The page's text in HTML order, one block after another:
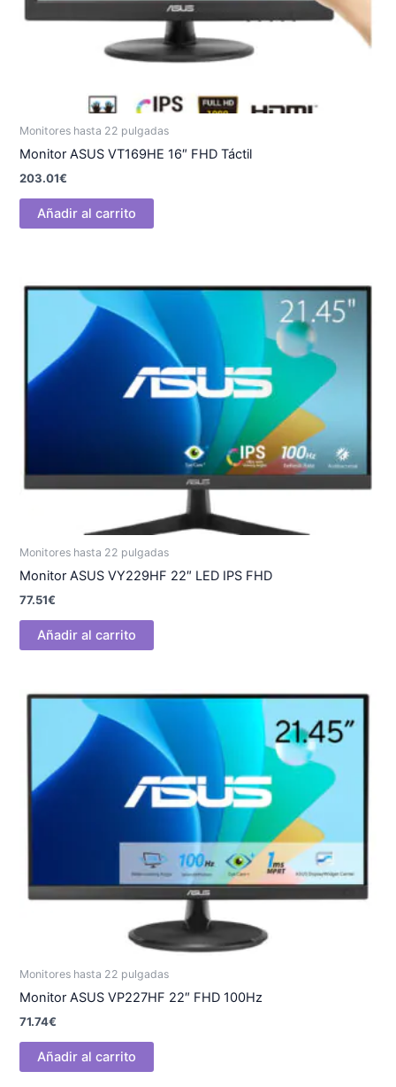
Monitores hasta 22 pulgadas
Monitor ASUS VT169HE 16″ FHD Táctil
203.01€
Añadir al carrito
Monitores hasta 22 pulgadas
Monitor ASUS VY229HF 22″ LED IPS FHD
77.51€
Añadir al carrito
Monitores hasta 22 pulgadas
Monitor ASUS VP227HF 22″ FHD 100Hz
71.74€
Añadir al carrito